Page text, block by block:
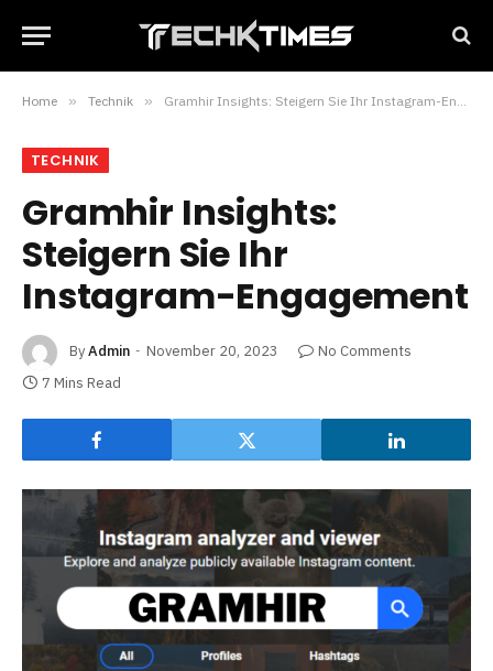
Home » Technik » Gramhir Insights: Steigern Sie Ihr Instagram-Engagement
TECHNIK
Gramhir Insights:
Steigern Sie Ihr
Instagram-Engagement
ByAdmin November 20, 2023
No Comments
7 Mins Read